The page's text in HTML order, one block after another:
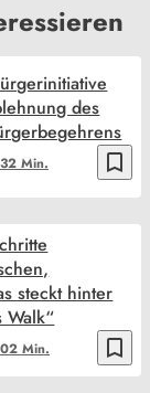
bookmark_border
Min.
des
bookmark_border
Min.
steckt hinter
Walk“